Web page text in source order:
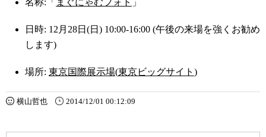
名称:「 まぐにゃむフォト 」
日時: 12月28日(日) 10:00-16:00 (午後の来場を強くお勧め
します)
場所: 東京国際展示場(東京ビッグサイト )
横山哲也 2014/12/01 00:12:09